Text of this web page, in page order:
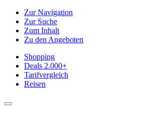
Zur Navigation
Zur Suche
Zum Inhalt
Zu den Angeboten
Shopping
Deals 2.000+
Tarifvergleich
Reisen